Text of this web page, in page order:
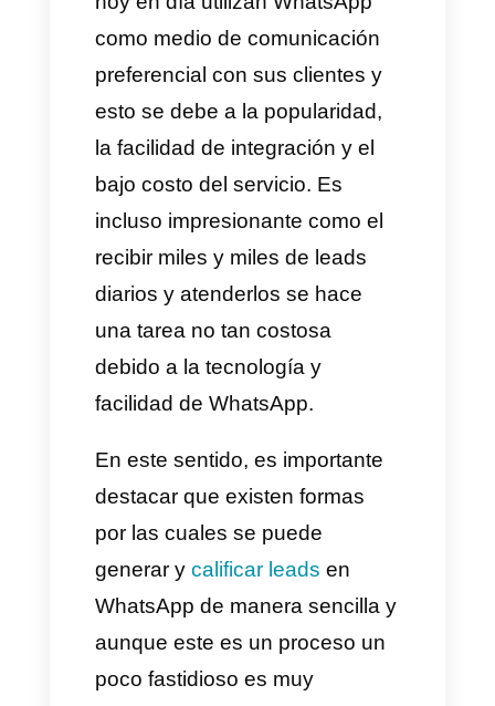
debe emprender y más aún en
estos momentos donde esta
app de mensajería domina el
mercado de las
comunicaciones a nivel
mundial. Miles de empresas
hoy en día utilizan WhatsApp
como medio de comunicación
preferencial con sus clientes y
esto se debe a la popularidad,
la facilidad de integración y el
bajo costo del servicio. Es
incluso impresionante como el
recibir miles y miles de leads
diarios y atenderlos se hace
una tarea no tan costosa